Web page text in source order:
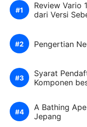
Review Vario
dari Versi
Pengertian
Syarat
Komponen
A Bathing
Jepang